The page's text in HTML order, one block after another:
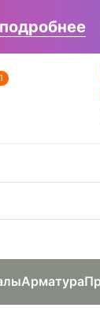
подробнее
Арматура